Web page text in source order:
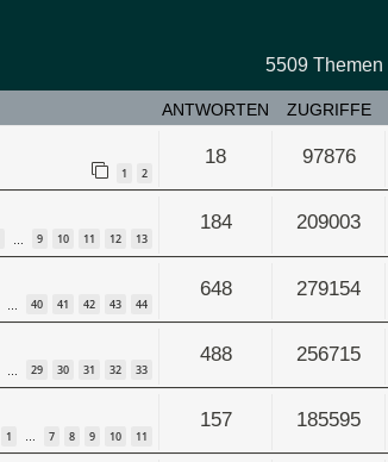
5509 Themen
ANTWORTEN ZUGRIFFE
1 2
18 97876
9 10 11 12 13
184 209003
40 41 42 43 44
648 279154
… 29 30 31 32 33
488 256715
1 … 7 8 9 10 11
157 185595